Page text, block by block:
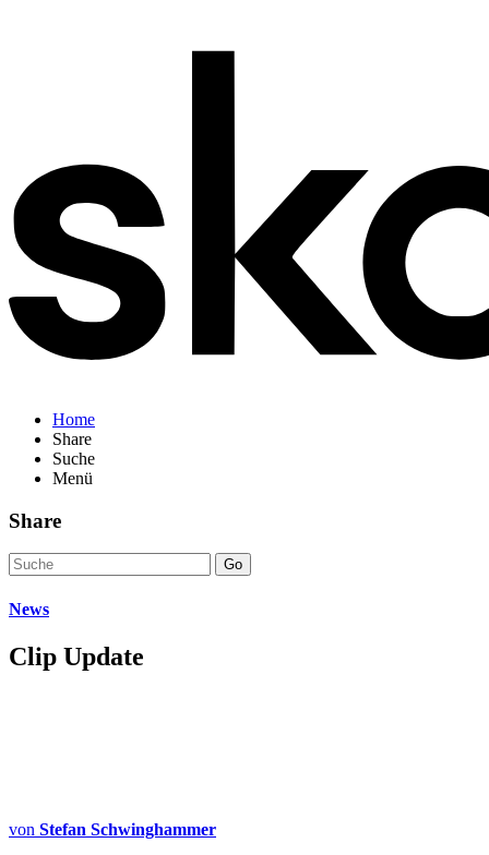
Home
Share
Suche
Menü
Share
Go
News
Clip Update
von Stefan Schwinghammer